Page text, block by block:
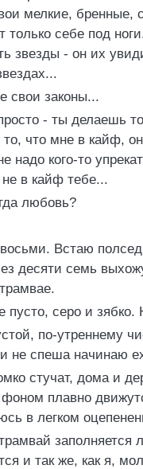
мелкие, бренные,
только себе под
звезды - он их
свои законы...
- ты делаешь
что мне в кайф, он
надо кого-то
в кайф тебе...
любовь?
Встаю
десяти семь
пусто, серо и
по-утреннему
не спеша начинаю
стучат, дома и
плавно
в легком
и так же, как я,